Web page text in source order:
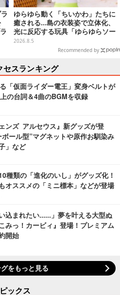
ゆらゆら動く「ちいかわ」たちに
癒される…島の衣装姿で立体化、
光に反応する玩具「ゆらゆらソー
ラー」全8種が全国アミューズメ
ント施設にて展開
2026.8.5
Recommended by
セスランキング
「仮面ライダー電王」変身ベルトが
の台詞＆4曲のBGMを収録
ンズ アルセウス』新グッズが登
ール型”マグネットや原作お馴染み
」など
種類の「進化のいし」がグッズ化！
オススメの「ミニ標本」などが登場
込まれたい……」夢を叶える大型ぬ
みっ！カービィ』登場！プレミアム
開始
をもっと見る
ピックス